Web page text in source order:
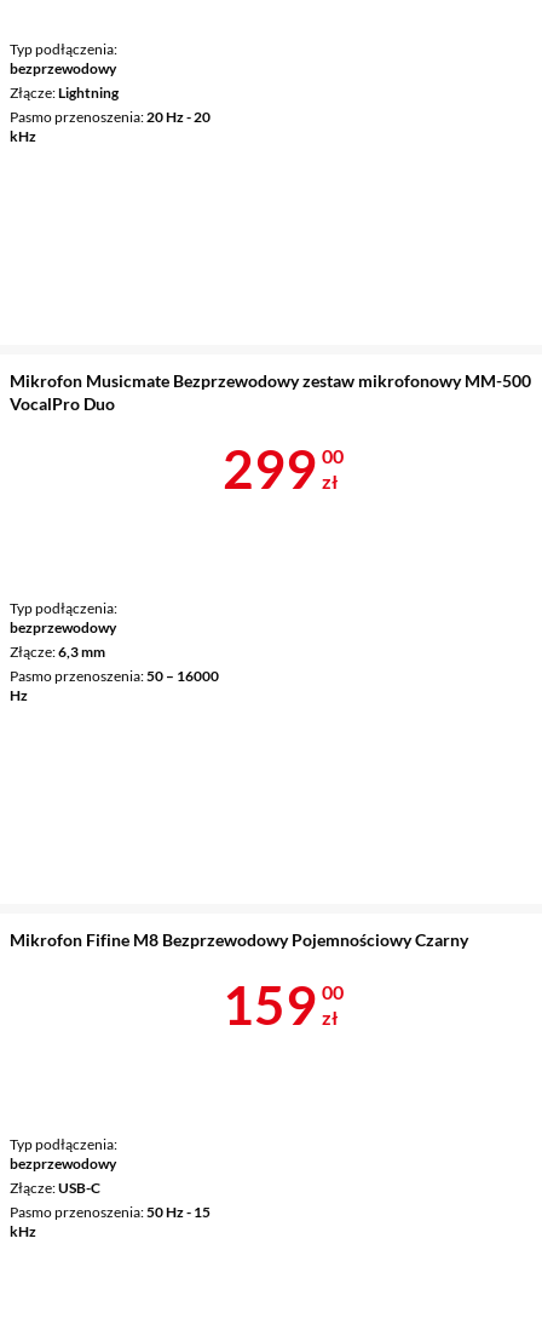
Typ podłączenia
bezprzewodowy
Złącze Lightning
Pasmo przenoszenia 20 Hz - 20
kHz
Mikrofon Musicmate Bezprzewodowy zestaw mikrofonowy MM-500
VocalPro Duo
Typ podłączenia
bezprzewodowy
Złącze 6,3 mm
Pasmo przenoszenia 50 – 16000
Hz
Cena 299 zł
299 00
zł
Mikrofon Fifine M8 Bezprzewodowy Pojemnościowy Czarny
Typ podłączenia
bezprzewodowy
Złącze USB-C
Pasmo przenoszenia 50 Hz - 15
kHz
Cena 159 zł
159 00
zł